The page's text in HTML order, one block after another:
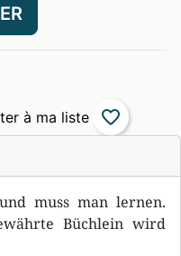
muss man lernen.
Büchlein wird
favorite_border